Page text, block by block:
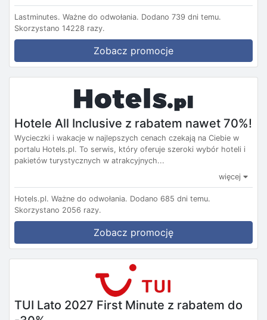
Lastminutes. Ważne do odwołania. Dodano 739 dni temu.
Skorzystano 14228 razy.
Zobacz promocje
Hotele All Inclusive z rabatem nawet 70%!
Wycieczki i wakacje w najlepszych cenach czekają na Ciebie w
portalu Hotels.pl. To serwis, który oferuje szeroki wybór hoteli i
pakietów turystycznych w atrakcyjnych...
więcej
Hotels.pl. Ważne do odwołania. Dodano 685 dni temu.
Skorzystano 2056 razy.
Zobacz promocję
TUI Lato 2027 First Minute z rabatem do